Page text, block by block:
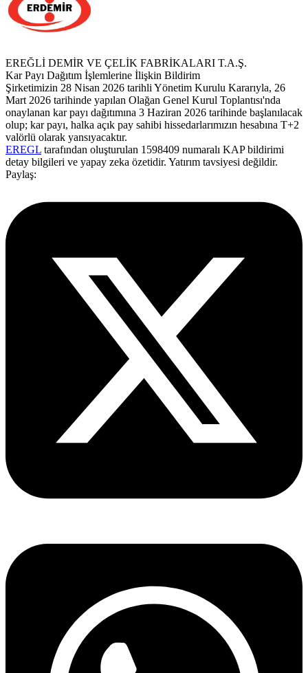
EREĞLİ DEMİR VE ÇELİK FABRİKALARI T.A.Ş.
Kar Payı Dağıtım İşlemlerine İlişkin Bildirim
Şirketimizin 28 Nisan 2026 tarihli Yönetim Kurulu Kararıyla, 26
Mart 2026 tarihinde yapılan Olağan Genel Kurul Toplantısı'nda
onaylanan kar payı dağıtımına 3 Haziran 2026 tarihinde başlanılacak
olup; kar payı, halka açık pay sahibi hissedarlarımızın hesabına T+2
valörlü olarak yansıyacaktır.
EREGL tarafından oluşturulan 1598409 numaralı KAP bildirimi
detay bilgileri ve yapay zeka özetidir. Yatırım tavsiyesi değildir.
Paylaş: